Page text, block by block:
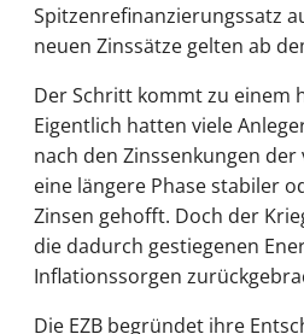
Spitzenrefinanzierungssatz
neuen Zinssätze gelten ab
Der Schritt kommt zu einem
Eigentlich hatten viele
nach den Zinssenkungen der
eine längere Phase stabiler
Zinsen gehofft. Doch der
die dadurch gestiegenen
Inflationssorgen
Die EZB begründet ihre